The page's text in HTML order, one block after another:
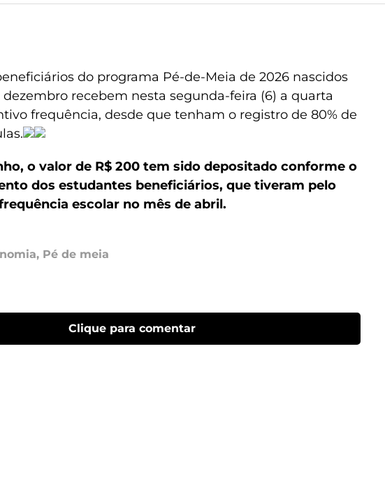
do programa Pé-de-Meia de 2026 nascidos
recebem nesta segunda-feira (6) a quarta
frequência, desde que tenham o registro de 80% de
o valor de R$ 200 tem sido depositado conforme o
dos estudantes beneficiários, que tiveram pelo
escolar no mês de abril.
, Pé de meia
Clique para comentar